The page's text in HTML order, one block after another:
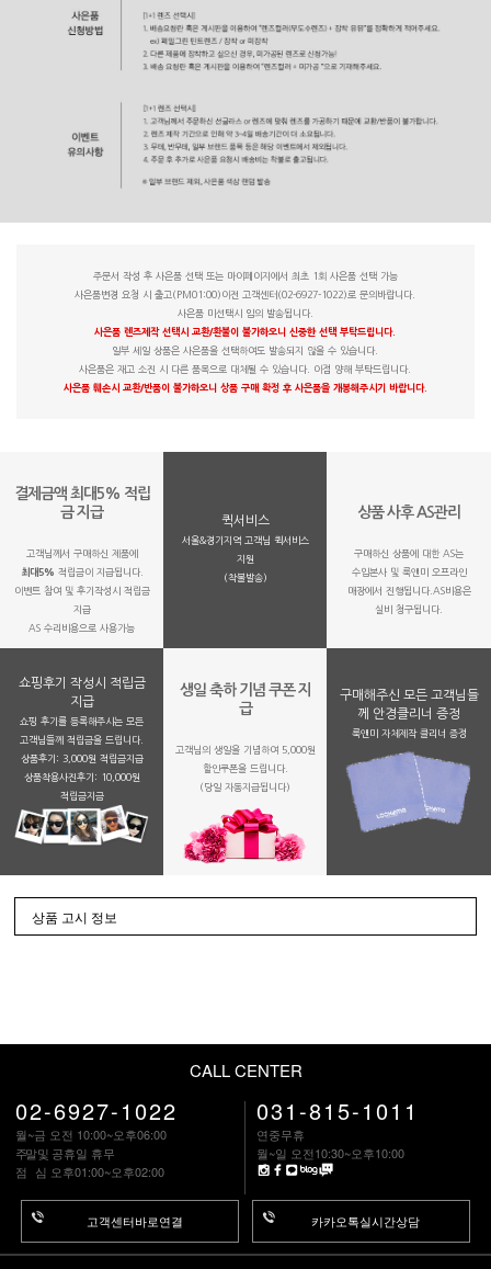
주문서 작성 후 사은품 선택 또는 마이페이지에서 최초 1회 사은품 선택 가능
사은품변경 요청 시 출고(PM01:00)이전 고객센터(02-6927-1022)로 문의바랍니다.
사은품 미선택시 임의 발송됩니다.
사은품 렌즈제작 선택시 교환/환불이 불가하오니 신중한 선택 부탁드립니다.
일부 세일 상품은 사은품을 선택하여도 발송되지 않을 수 있습니다.
사은품은 재고 소진 시 다른 품목으로 대체될 수 있습니다. 이점 양해 부탁드립니다.
사은품 훼손시 교환/반품이 불가하오니 상품 구매 확정 후 사은품을 개봉해주시기 바랍니다.
결제금액 최대5% 적립
금 지급
고객님께서 구매하신 제품에
최대5% 적립금이 지급됩니다.
이벤트 참여 및 후기작성시 적립금
지급
AS 수리비용으로 사용가능
퀵서비스
서울&경기지역 고객님 퀵서비스
지원
(착불발송)
상품 사후 AS관리
구매하신 상품에 대한 AS는
수입본사 및 룩앤미 오프라인
매장에서 진행됩니다.AS비용은
실비 청구됩니다.
쇼핑후기 작성시 적립금
지급
쇼핑 후기를 등록해주시는 모든
고객님들께 적립금을 드립니다.
상품후기: 3,000원 적립금지급
상품착용사진후기: 10,000원
적립금지금
생일 축하 기념 쿠폰 지
급
고객님의 생일을 기념하여 5,000원
할인쿠폰을 드립니다.
(당일 자동지급됩니다)
구매해주신 모든 고객님들
께 안경클리너 증정
룩앤미 자체제작 클리너 증정
상품 고시 정보
CALL CENTER
02-6927-1022
월~금 오전 10:00~오후06:00
주말및 공휴일 휴무
점 심 오후01:00~오후02:00
고객센터바로연결
031-815-1011
연중무휴
월~일 오전10:30~오후10:00
카카오톡실시간상담